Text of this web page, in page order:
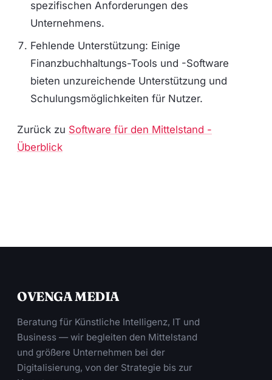
spezifischen Anforderungen des
Unternehmens.
Fehlende Unterstützung: Einige
Finanzbuchhaltungs-Tools und -Software
bieten unzureichende Unterstützung und
Schulungsmöglichkeiten für Nutzer.
Zurück zu Software für den Mittelstand -
Überblick
OVENGA MEDIA
Beratung für Künstliche Intelligenz, IT und
Business — wir begleiten den Mittelstand
und größere Unternehmen bei der
Digitalisierung, von der Strategie bis zur